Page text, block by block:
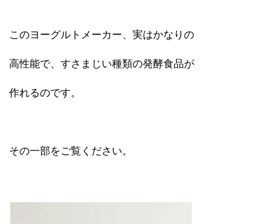
このヨーグルトメーカー、実はかなりの
高性能で、すさまじい種類の発酵食品が
作れるのです。
その一部をご覧ください。